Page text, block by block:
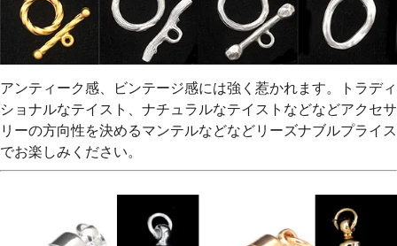
アンティーク感、ビンテージ感には強く惹かれます。トラディ
ショナルなテイスト、ナチュラルなテイストなどなどアクセサ
リーの方向性を決めるマンテルなどなどリーズナブルプライス
でお楽しみください。